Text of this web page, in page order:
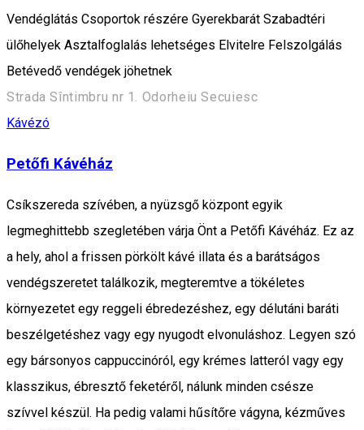
Vendéglátás Csoportok részére Gyerekbarát Szabadtéri
ülőhelyek Asztalfoglalás lehetséges Elvitelre Felszolgálás
Betévedő vendégek jöhetnek
Strada Sîntimbru nr 1. Odorheiu Secuiesc
Kávézó
Petőfi Kávéház
Csíkszereda szívében, a nyüzsgő központ egyik
legmeghittebb szegletében várja Önt a Petőfi Kávéház. Ez az
a hely, ahol a frissen pörkölt kávé illata és a barátságos
vendégszeretet találkozik, megteremtve a tökéletes
környezetet egy reggeli ébredezéshez, egy délutáni baráti
beszélgetéshez vagy egy nyugodt elvonuláshoz. Legyen szó
egy bársonyos cappuccinóról, egy krémes latteról vagy egy
klasszikus, ébresztő feketéről, nálunk minden csésze
szívvel készül. Ha pedig valami hűsítőre vágyna, kézműves